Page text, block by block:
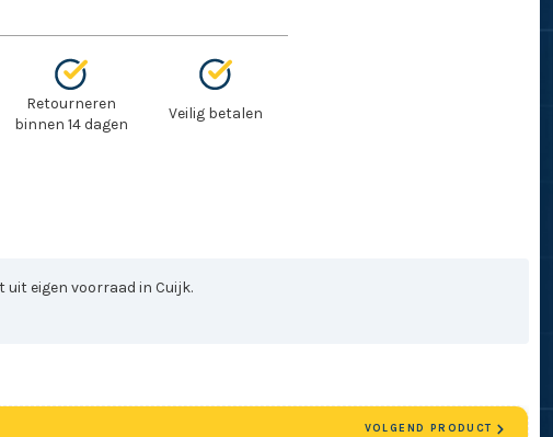
Retourneren
binnen 14 dagen
Veilig betalen
eigen voorraad in Cuijk.
VOLGEND PRODUCT